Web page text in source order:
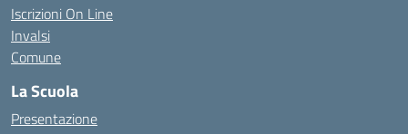
Iscrizioni On Line
Invalsi
Comune
La Scuola
Presentazione